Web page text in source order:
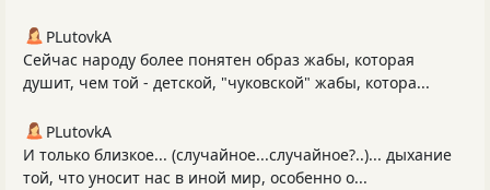
PLutоvkА
Сейчас народу более понятен образ жабы, которая
душит, чем той - детской, "чуковской" жабы, котора...
PLutоvkА
И только близкое... (случайное...случайное?..)... дыхание
той, что уносит нас в иной мир, особенно о...